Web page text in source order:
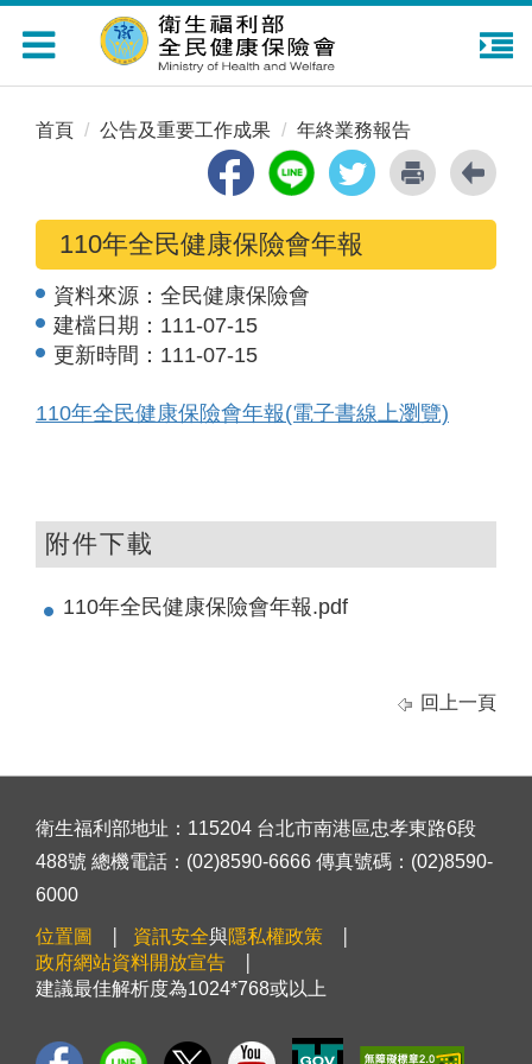
Toggle
navigation
首頁 公告及重要工作成果 年終業務報告
110年全民健康保險會年報
資料來源： 全民健康保險會
建檔日期： 111-07-15
更新時間： 111-07-15
110年全民健康保險會年報(電子書線上瀏覽)
附件下載
110年全民健康保險會年報.pdf
回上一頁
衛生福利部地址：115204 台北市南港區忠孝東路6段
488號 總機電話：(02)8590-6666 傳真號碼：(02)8590-
6000
位置圖 資訊安全與隱私權政策
政府網站資料開放宣告
建議最佳解析度為1024*768或以上